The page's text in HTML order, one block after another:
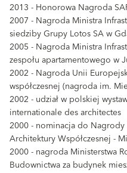
2013 - Honorowa Nagroda
2007 - Nagroda Ministra
siedziby Grupy Lotos SA w
2005 - Nagroda Ministra
zespołu apartamentowego w
2002 - Nagroda Unii
współczesnej (nagroda im.
2002 - udział w polskiej
internationale des architectes
2000 - nominacja do
Architektury Współczesnej -
2000 - nagroda Ministerstwa
Budownictwa za budynek